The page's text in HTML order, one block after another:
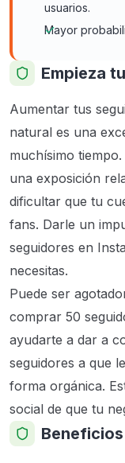
usuarios.
Mayor
Empieza
Aumentar tus
natural es una
muchísimo
una exposición
dificultar que tu
fans. Darle un
seguidores en
necesitas.
Puede ser
comprar 50
ayudarte a dar a
seguidores a que
forma orgánica.
social de que tu